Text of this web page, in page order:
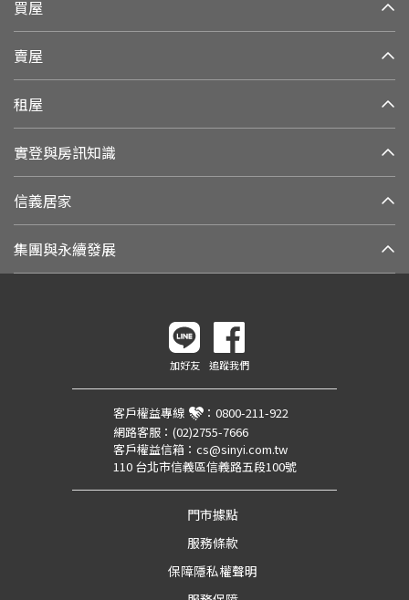
買屋
賣屋
租屋
實登與房訊知識
信義居家
集團與永續發展
加好友 追蹤我們
客戶權益專線 ： 0800-211-922
網路客服： (02)2755-7666
客戶權益信箱： cs@sinyi.com.tw
110 台北市信義區信義路五段100號
門市據點
服務條款
保障隱私權聲明